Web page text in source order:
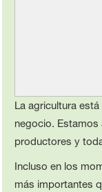
La agricultura
negocio. Estamos
productores y
Incluso en los
más importantes